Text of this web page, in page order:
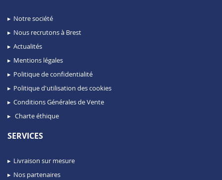
Notre société
Nous recrutons à Brest
Actualités
Mentions légales
Politique de confidentialité
Politique d'utilisation des cookies
Conditions Générales de Vente
Charte éthique
SERVICES
Livraison sur mesure
Nos partenaires